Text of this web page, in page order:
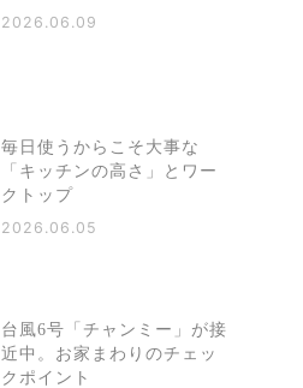
2026.06.09
毎日使うからこそ大事な
「キッチンの高さ」とワー
クトップ
2026.06.05
台風6号「チャンミー」が接
近中。お家まわりのチェッ
クポイント